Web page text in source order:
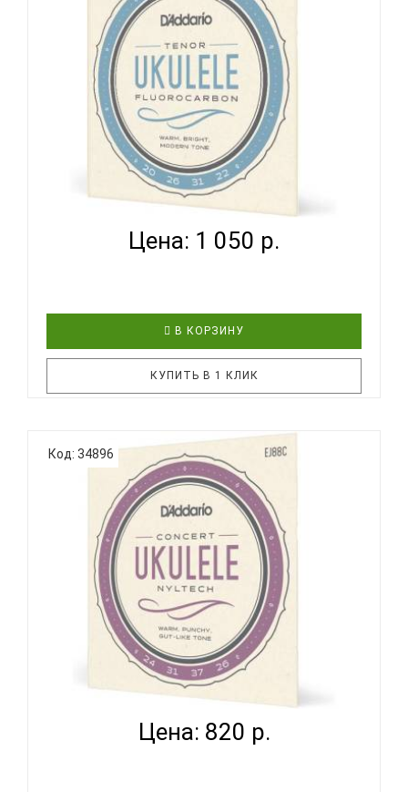
укулеле сопрано и концерт FLIGHT FUSSC-100.
Часто упускаются из виду, что струны оказывают
огромное влияние на звучани..
D'ADDARIO EJ99T - СТРУНЫ ДЛЯ УКУЛЕЛЕ ТЕНОР...
Цена: 1 050 р.
В КОРЗИНУ
КУПИТЬ В 1 КЛИК
Дополнительная ИнформацияКоличество струн:
4Размер: ТенорСтрана происхождения:
Соединенные штатыИнструмент:
УкулелеОсобенностиДля
профессионаловD'ADDARIO EJ99T струны для
укулеле тенор из прозрачного флюорокарбона..
Код: 34896
D'ADDARIO EJ88 C - СТРУНЫ ДЛЯ УКУЛЕЛЕ
КОНЦЕРТ...
Цена: 820 р.